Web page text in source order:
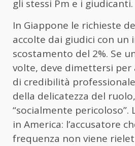
gli stessi Pm e i giudicanti.
In Giappone le richieste
accolte dai giudici con un
scostamento del 2%. Se
volte, deve dimettersi per
di credibilità
della delicatezza del
“socialmente pericoloso”.
in America: l’accusatore
frequenza non viene